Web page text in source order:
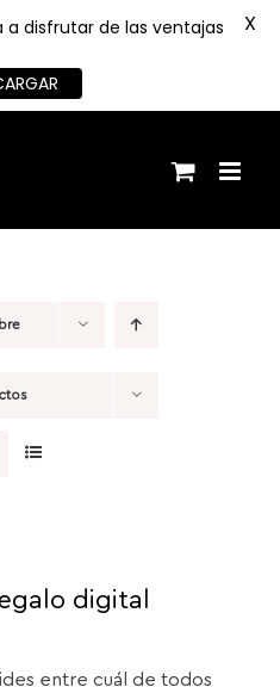
digital
entre cuál de todos
disfrutar de las ventajas
X